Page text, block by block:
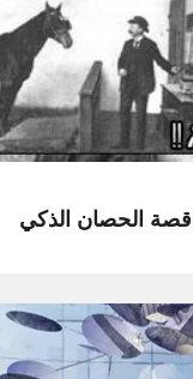
الحصان الذكي